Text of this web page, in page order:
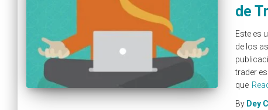
de
Este es
de los
trader
que
By Dey